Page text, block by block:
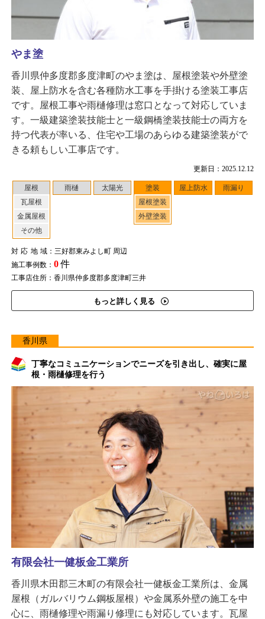
更新日：2025.12.12
屋根
瓦屋根
金属屋根
その他
雨樋 太陽光
塗装
屋根塗装
外壁塗装
屋上防水 雨漏り
対応地域：三好郡東みよし町 周辺
施工事例数： 0件
工事店住所：香川県仲多度郡多度津町三井
もっと詳しく見る
やま塗
香川県仲多度郡多度津町のやま塗は、屋根塗装や外壁塗
装、屋上防水を含む各種防水工事を手掛ける塗装工事店
です。屋根工事や雨樋修理は窓口となって対応していま
す。一級建築塗装技能士と一級鋼橋塗装技能士の両方を
持つ代表が率いる、住宅や工場のあらゆる建築塗装がで
きる頼もしい工事店です。
香川県
丁寧なコミュニケーションでニーズを引き出し、確実に屋
根・雨樋修理を行う
有限会社一健板金工業所
香川県木田郡三木町の有限会社一健板金工業所は、金属
屋根（ガルバリウム鋼板屋根）や金属系外壁の施工を中
心に、雨樋修理や雨漏り修理にも対応しています。瓦屋